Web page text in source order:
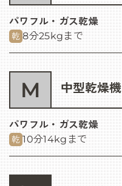
パワフル・ガス乾燥
乾 25kgまで
8分
M 中型乾燥機
パワフル・ガス乾燥
乾 14kgまで
10分